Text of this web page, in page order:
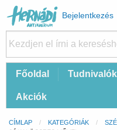
Felhasználói
fiók
menüje
Bejelentkezés
FőFőoldal Tudnivalók
Akciók
Morzsa
CÍMLAP KATEGÓRIÁK